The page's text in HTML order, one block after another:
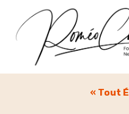
contenu
« Tout